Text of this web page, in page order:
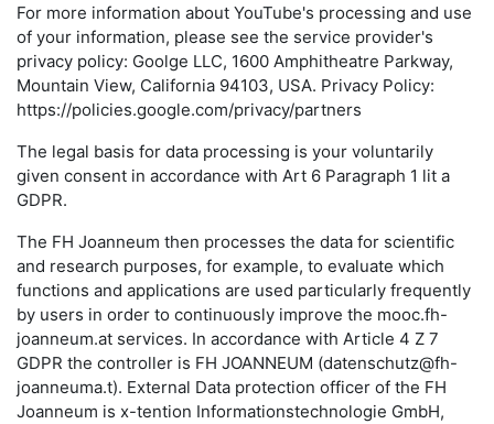
For more information about YouTube's processing and use
of your information, please see the service provider's
privacy policy: Goolge LLC, 1600 Amphitheatre Parkway,
Mountain View, California 94103, USA. Privacy Policy:
https://policies.google.com/privacy/partners
The legal basis for data processing is your voluntarily
given consent in accordance with Art 6 Paragraph 1 lit a
GDPR.
The FH Joanneum then processes the data for scientific
and research purposes, for example, to evaluate which
functions and applications are used particularly frequently
by users in order to continuously improve the mooc.fh-
joanneum.at services. In accordance with Article 4 Z 7
GDPR the controller is FH JOANNEUM (datenschutz@fh-
joanneuma.t). External Data protection officer of the FH
Joanneum is x-tention Informationstechnologie GmbH,